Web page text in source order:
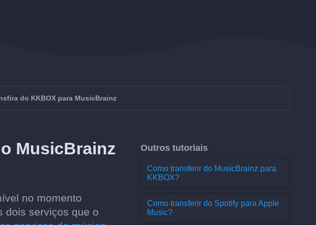
do KKBOX para MusicBrainz
MusicBrainz
no momento
dois serviços que o
Outros tutoriais
Como transferir do MusicBrainz para
KKBOX?
Como transferir do Spotify para Apple
Music?